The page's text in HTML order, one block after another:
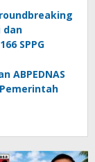
dan
SPPG
ABPEDNAS